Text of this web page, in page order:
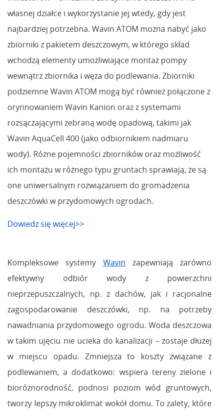
własnej działce i wykorzystanie jej wtedy, gdy jest
najbardziej potrzebna. Wavin ATOM można nabyć jako
zbiorniki z pakietem deszczowym, w którego skład
wchodzą elementy umożliwiające montaż pompy
wewnątrz zbiornika i węża do podlewania. Zbiorniki
podziemne Wavin ATOM mogą być również połączone z
orynnowaniem Wavin Kanion oraz z systemami
rozsączającymi zebraną wodę opadową, takimi jak
Wavin AquaCell 400 (jako odbiornikiem nadmiaru
wody). Różne pojemności zbiorników oraz możliwość
ich montażu w różnego typu gruntach sprawiają, że są
one uniwersalnym rozwiązaniem do gromadzenia
deszczówki w przydomowych ogrodach.
Dowiedz się więcej>>
Kompleksowe systemy Wavin zapewniają zarówno
efektywny odbiór wody z powierzchni
nieprzepuszczalnych, np. z dachów, jak i racjonalne
zagospodarowanie deszczówki, np. na potrzeby
nawadniania przydomowego ogrodu. Woda deszczowa
w takim ujęciu nie ucieka do kanalizacji – zostaje dłużej
w miejscu opadu. Zmniejsza to koszty związane z
podlewaniem, a dodatkowo: wspiera tereny zielone i
bioróżnorodność, podnosi poziom wód gruntowych,
tworzy lepszy mikroklimat wokół domu. To zalety, które